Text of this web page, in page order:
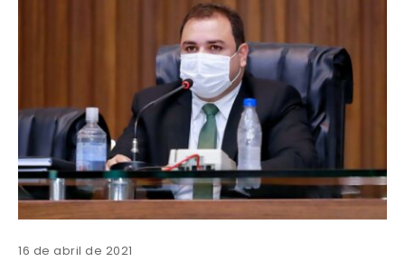
16 de abril de 2021